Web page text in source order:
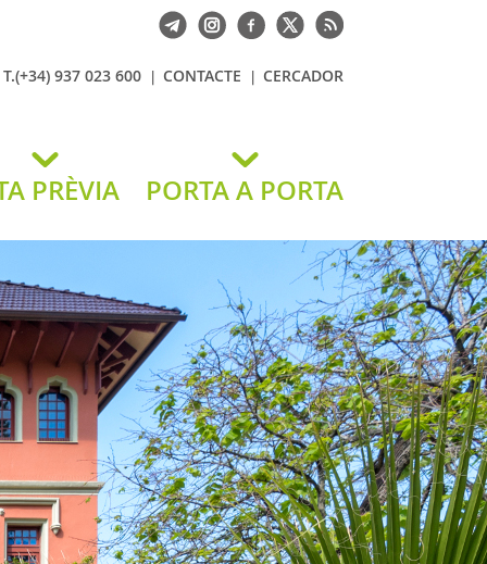
T.(+34) 937 023 600 CONTACTE CERCADOR
PRÈVIA PORTA A PORTA